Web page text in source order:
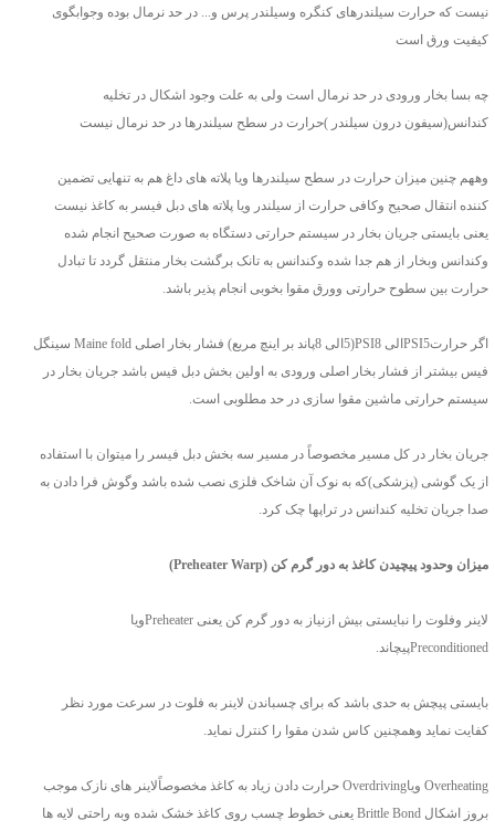
نیست که حرارت سیلندرهای کنگره وسیلندر پرس و... در حد نرمال بوده وجوابگوی
کیفیت ورق است
چه بسا بخار ورودی در حد نرمال است ولی به علت وجود اشکال در تخلیه
کندانس(سیفون درون سیلندر )حرارت در سطح سیلندرها در حد نرمال نیست
وههم چنین میزان حرارت در سطح سیلندرها ویا پلاته های داغ هم به تنهایی تضمین
کننده انتقال صحیح وکافی حرارت از سیلندر ویا پلاته های دبل فیسر به کاغذ نیست
یعنی بایستی جریان بخار در سیستم حرارتی دستگاه به صورت صحیح انجام شده
وکندانس وبخار از هم جدا شده وکندانس به تانک برگشت بخار منتقل گردد تا تبادل
حرارت بین سطوح حرارتی وورق مقوا بخوبی انجام پذیر باشد.
اگر حرارتPSI5الی PSI8(5الی 8پاند بر اینچ مربع) فشار بخار اصلی Maine fold سینگل
فیس بیشتر از فشار بخار اصلی ورودی به اولین بخش دبل فیس باشد جریان بخار در
سیستم حرارتی ماشین مقوا سازی در حد مطلوبی است.
جریان بخار در کل مسیر مخصوصاً در مسیر سه بخش دبل فیسر را میتوان با استفاده
از یک گوشی (پزشکی)که به نوک آن شاخک فلزی نصب شده باشد وگوش فرا دادن به
صدا جریان تخلیه کندانس در تراپها چک کرد.
میزان وحدود پیچیدن کاغذ به دور گرم کن (Preheater Warp)
لاینر وفلوت را نبایستی بیش ازنیاز به دور گرم کن یعنی Preheaterویا
Preconditionedپیچاند.
بایستی پیچش به حدی باشد که برای چسباندن لاینر به فلوت در سرعت مورد نظر
کفایت نماید وهمچنین کاس شدن مقوا را کنترل نماید.
Overheating ویاOverdriving حرارت دادن زیاد به کاغذ مخصوصاًلاینر های نازک موجب
بروز اشکال Brittle Bond یعنی خطوط چسب روی کاغذ خشک شده وبه راحتی لایه ها